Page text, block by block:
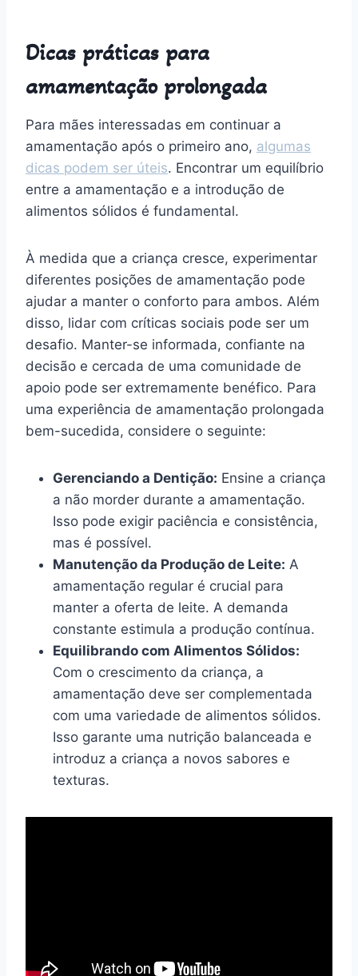
Dicas práticas para
amamentação prolongada
Para mães interessadas em continuar a
amamentação após o primeiro ano, algumas
dicas podem ser úteis. Encontrar um equilíbrio
entre a amamentação e a introdução de
alimentos sólidos é fundamental.
À medida que a criança cresce, experimentar
diferentes posições de amamentação pode
ajudar a manter o conforto para ambos. Além
disso, lidar com críticas sociais pode ser um
desafio. Manter-se informada, confiante na
decisão e cercada de uma comunidade de
apoio pode ser extremamente benéfico. Para
uma experiência de amamentação prolongada
bem-sucedida, considere o seguinte:
Gerenciando a Dentição: Ensine a criança
a não morder durante a amamentação.
Isso pode exigir paciência e consistência,
mas é possível.
Manutenção da Produção de Leite: A
amamentação regular é crucial para
manter a oferta de leite. A demanda
constante estimula a produção contínua.
Equilibrando com Alimentos Sólidos:
Com o crescimento da criança, a
amamentação deve ser complementada
com uma variedade de alimentos sólidos.
Isso garante uma nutrição balanceada e
introduz a criança a novos sabores e
texturas.